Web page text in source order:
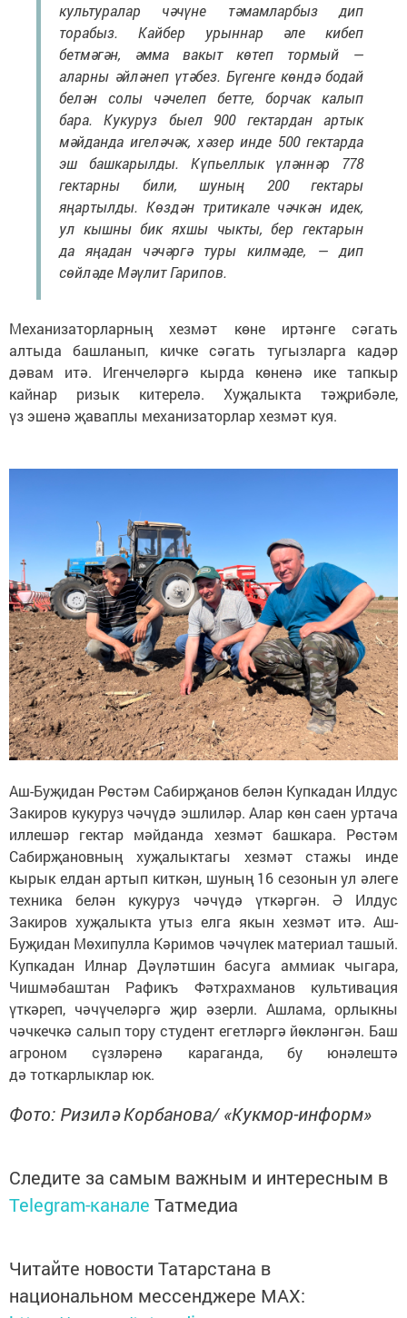
культуралар чәчүне тәмамларбыз дип
торабыз. Кайбер урыннар әле кибеп
бетмәгән, әмма вакыт көтеп тормый —
аларны әйләнеп үтәбез. Бүгенге көндә бодай
белән солы чәчелеп бетте, борчак калып
бара. Кукуруз быел 900 гектардан артык
мәйданда игеләчәк, хәзер инде 500 гектарда
эш башкарылды. Күпьеллык үләннәр 778
гектарны били, шуның 200 гектары
яңартылды. Көздән тритикале чәчкән идек,
ул кышны бик яхшы чыкты, бер гектарын
да яңадан чәчәргә туры килмәде, — дип
сөйләде Мәүлит Гарипов.
Механизаторларның хезмәт көне иртәнге сәгать
алтыда башланып, кичке сәгать тугызларга кадәр
дәвам итә. Игенчеләргә кырда көненә ике тапкыр
кайнар ризык китерелә. Хуҗалыкта тәҗрибәле,
үз эшенә җаваплы механизаторлар хезмәт куя.
Аш-Буҗидан Рөстәм Сабирҗанов белән Купкадан Илдус
Закиров кукуруз чәчүдә эшлиләр. Алар көн саен уртача
иллешәр гектар мәйданда хезмәт башкара. Рөстәм
Сабирҗановның хуҗалыктагы хезмәт стажы инде
кырык елдан артып киткән, шуның 16 сезонын ул әлеге
техника белән кукуруз чәчүдә үткәргән. Ә Илдус
Закиров хуҗалыкта утыз елга якын хезмәт итә. Аш-
Буҗидан Мөхипулла Кәримов чәчүлек материал ташый.
Купкадан Илнар Дәүләтшин басуга аммиак чыгара,
Чишмәбаштан Рафикъ Фәтхрахманов культивация
үткәреп, чәчүчеләргә җир әзерли. Ашлама, орлыкны
чәчкечкә салып тору студент егетләргә йөкләнгән. Баш
агроном сүзләренә караганда, бу юнәлештә
дә тоткарлыклар юк.
Фото: Ризилә Корбанова/ «Кукмор-информ»
Следите за самым важным и интересным в
Telegram-канале Татмедиа
Читайте новости Татарстана в
национальном мессенджере MАХ: